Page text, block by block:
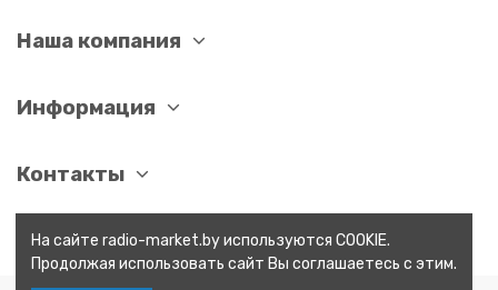
Наша компания
Информация
Контакты
На сайте radio-market.by используются COOKIE.
Продолжая использовать сайт Вы соглашаетесь с этим.